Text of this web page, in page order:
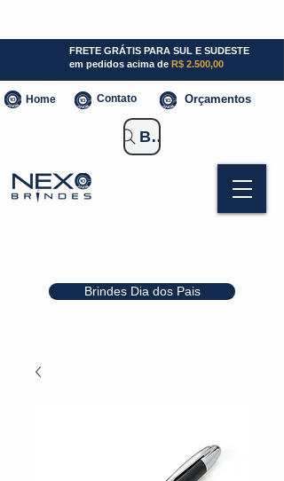
Brindes Dia dos Pais
FRETE GRÁTIS PARA SUL E SUDESTE
em pedidos acima de R$ 2.500,00
Home Contato Orçamentos
Buscar Brindes